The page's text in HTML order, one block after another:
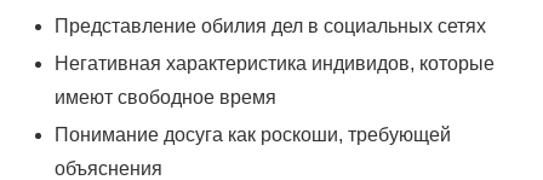
Представление обилия дел в социальных сетях
Негативная характеристика индивидов, которые
имеют свободное время
Понимание досуга как роскоши, требующей
объяснения